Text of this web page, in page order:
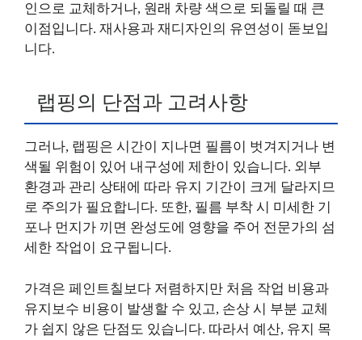
인으로 교체하거나, 원래 차량 색으로 되돌릴 때 큰
이점입니다. 재사용과 재디자인의 유연성이 돋보입
니다.
랩핑의 단점과 고려사항
그러나, 랩핑은 시간이 지나면 필름이 벗겨지거나 변
색될 위험이 있어 내구성에 제한이 있습니다. 외부
환경과 관리 상태에 따라 유지 기간이 크게 달라지므
로 주의가 필요합니다. 또한, 필름 부착 시 미세한 기
포나 먼지가 끼면 완성도에 영향을 주어 전문가의 섬
세한 작업이 요구됩니다.
가격은 페인트칠보다 저렴하지만 처음 작업 비용과
유지보수 비용이 발생할 수 있고, 손상 시 부분 교체
가 쉽지 않은 단점도 있습니다. 따라서 예산, 유지 목